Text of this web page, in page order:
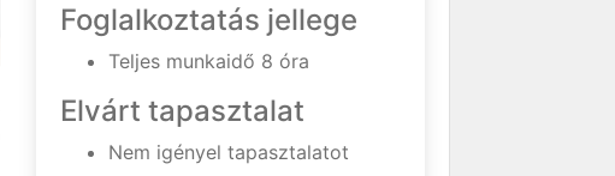
Foglalkoztatás jellege
Teljes munkaidő 8 óra
Elvárt tapasztalat
Nem igényel tapasztalatot